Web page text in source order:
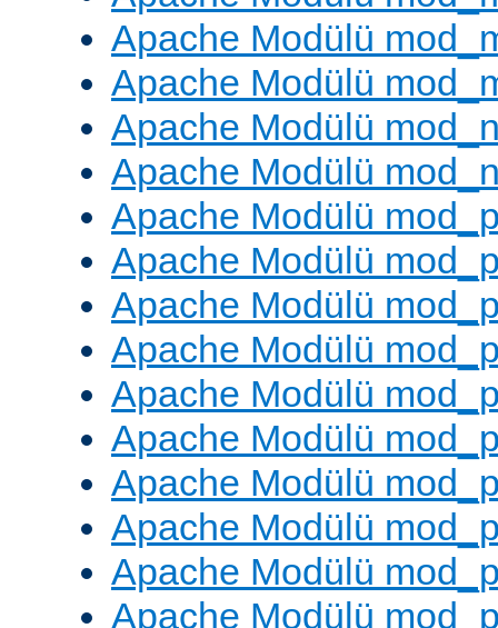
Apache Modülü
Apache Modülü
Apache Modülü
Apache Modülü
Apache Modülü
Apache Modülü
Apache Modülü
Apache Modülü
Apache Modülü
Apache Modülü
Apache Modülü
Apache Modülü
Apache Modülü
Apache Modülü